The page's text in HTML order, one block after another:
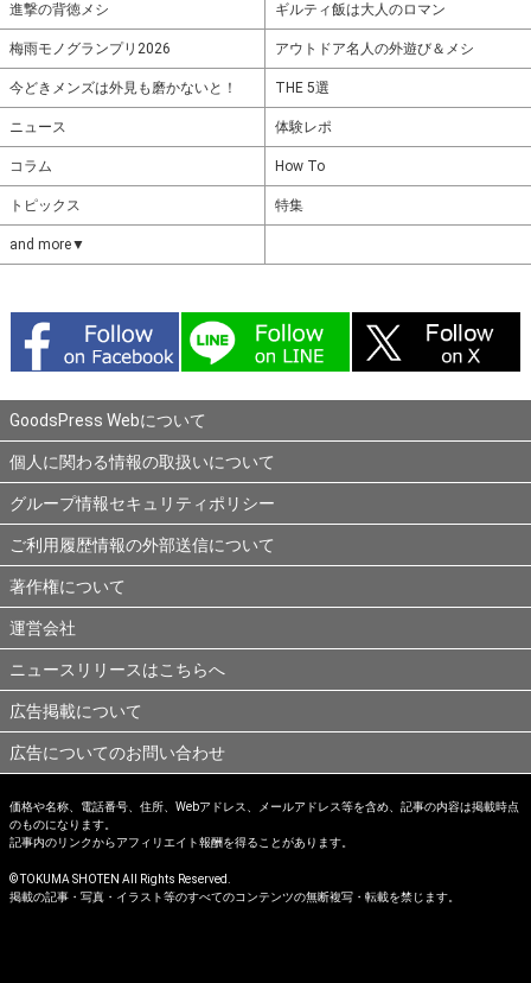
進撃の背徳メシ ギルティ飯は大人のロマン
梅雨モノグランプリ2026 アウトドア名人の外遊び＆メシ
今どきメンズは外見も磨かないと！ THE 5選
ニュース 体験レポ
コラム How To
トピックス 特集
and more▼
GoodsPress Webについて
個人に関わる情報の取扱いについて
グループ情報セキュリティポリシー
ご利用履歴情報の外部送信について
著作権について
運営会社
ニュースリリースはこちらへ
広告掲載について
広告についてのお問い合わせ
価格や名称、電話番号、住所、Webアドレス、メールアドレス等を含め、記事の内容は掲載時点
のものになります。
記事内のリンクからアフィリエイト報酬を得ることがあります。
© TOKUMA SHOTEN All Rights Reserved.
掲載の記事・写真・イラスト等のすべてのコンテンツの無断複写・転載を禁じます。